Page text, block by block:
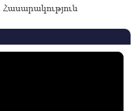
Հասարակություն